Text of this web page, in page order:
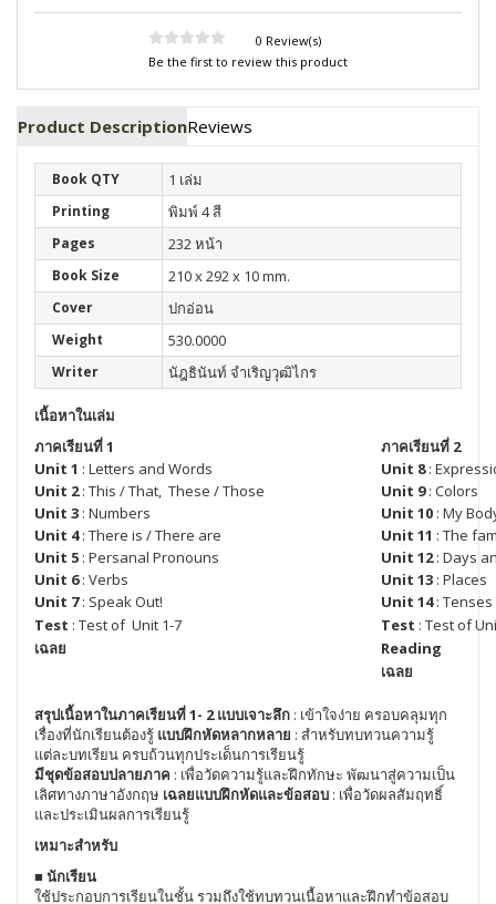
0 Review(s)
Be the first to review this product
Product DescriptionReviews
Book QTY 1 เล่ม
Printing พิมพ์ 4 สี
Pages 232 หน้า
Book Size 210 x 292 x 10 mm.
Cover ปกอ่อน
Weight 530.0000
Writer นัฎธินันท์ จำเริญวุฒิไกร
เนื้อหาในเล่ม
ภาคเรียนที่ 1
ภาคเรียนที่ 2
Unit 1 : Letters and Words Unit 8:
Unit 2: This / That, These / Those Unit 9: Colors
Unit 3 : Numbers Unit 10 : My
Unit 4: There is / There are Unit 11 : The
Unit 5 : Persanal Pronouns Unit 12: Days
Unit 6: Verbs Unit 13 : Places
Unit 7: Speak Out! Unit 14: Tenses
Test : Test of Unit 1-7 Test : Test of
เฉลย
Reading
เฉลย
สรุปเนื้อหาในภาคเรียนที่ 1- 2 แบบเจาะลึก : เข้าใจง่าย ครอบคลุมทุก
เรื่องที่นักเรียนต้องรู้ แบบฝึกหัดหลากหลาย : สำหรับทบทวนความรู้
แต่ละบทเรียน ครบถ้วนทุกประเด็นการเรียนรู้
มีชุดข้อสอบปลายภาค : เพื่อวัดความรู้และฝึกทักษะ พัฒนาสู่ความเป็น
เลิศทางภาษาอังกฤษ เฉลยแบบฝึกหัดและข้อสอบ : เพื่อวัดผลสัมฤทธิ์
และประเมินผลการเรียนรู้
เหมาะสำหรับ
■ นักเรียน
ใช้ประกอบการเรียนในชั้น รวมถึงใช้ทบทวนเนื้อหาและฝึกทำข้อสอบ